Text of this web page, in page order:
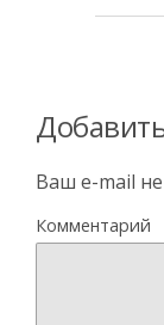
Ваш e-mail
Комментарий